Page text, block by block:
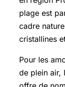
plage est
cadre
cristallines
Pour les
de plein air,